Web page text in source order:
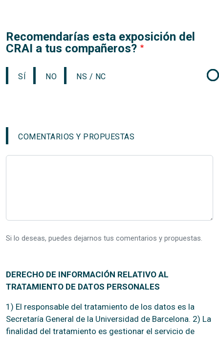
Recomendarías esta exposición del
CRAI a tus compañeros?
SÍ NO NS / NC
COMENTARIOS Y PROPUESTAS
Si lo deseas, puedes dejarnos tus comentarios y propuestas.
DERECHO DE INFORMACIÓN RELATIVO AL
TRATAMIENTO DE DATOS PERSONALES
1) El responsable del tratamiento de los datos es la
Secretaría General de la Universidad de Barcelona. 2) La
finalidad del tratamiento es gestionar el servicio de